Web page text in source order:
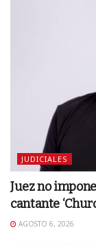
JUDICIALES
Juez no
cantante
AGOSTO 6, 2026